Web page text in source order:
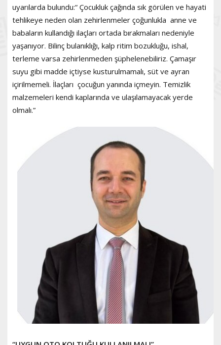
uyarılarda bulundu:“ Çocukluk çağında sık görülen ve hayati
tehlikeye neden olan zehirlenmeler çoğunlukla anne ve
babaların kullandığı ilaçları ortada bırakmaları nedeniyle
yaşanıyor. Bilinç bulanıklığı, kalp ritim bozukluğu, ishal,
terleme varsa zehirlenmeden şüphelenebiliriz. Çamaşır
suyu gibi madde içtiyse kusturulmamalı, süt ve ayran
içirilmemeli. İlaçları çocuğun yanında içmeyin. Temizlik
malzemeleri kendi kaplarında ve ulaşılamayacak yerde
olmalı.”